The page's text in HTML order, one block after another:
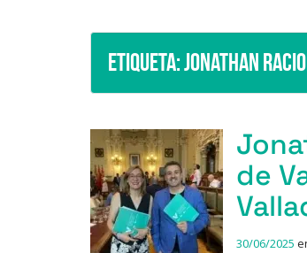
Etiqueta:Jonathan
de
30/06/2025